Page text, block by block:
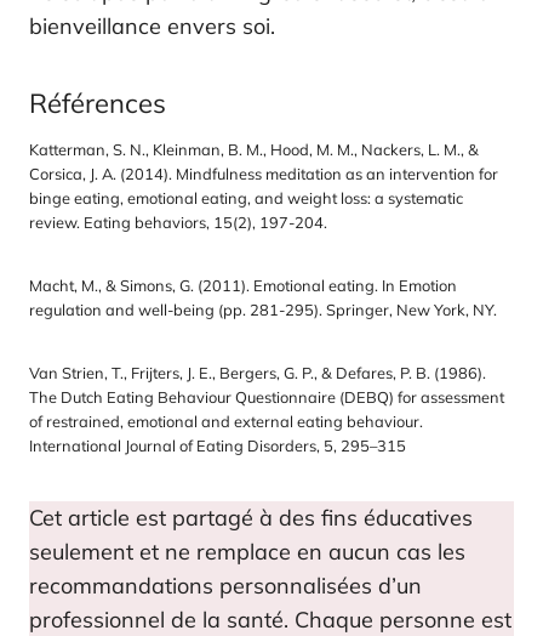
bienveillance envers soi.
Références
Katterman, S. N., Kleinman, B. M., Hood, M. M., Nackers, L. M., &
Corsica, J. A. (2014). Mindfulness meditation as an intervention for
binge eating, emotional eating, and weight loss: a systematic
review. Eating behaviors, 15(2), 197-204.
Macht, M., & Simons, G. (2011). Emotional eating. In Emotion
regulation and well-being (pp. 281-295). Springer, New York, NY.
Van Strien, T., Frijters, J. E., Bergers, G. P., & Defares, P. B. (1986).
The Dutch Eating Behaviour Questionnaire (DEBQ) for assessment
of restrained, emotional and external eating behaviour.
International Journal of Eating Disorders, 5, 295–315
Cet article est partagé à des fins éducatives
seulement et ne remplace en aucun cas les
recommandations personnalisées d’un
professionnel de la santé. Chaque personne est